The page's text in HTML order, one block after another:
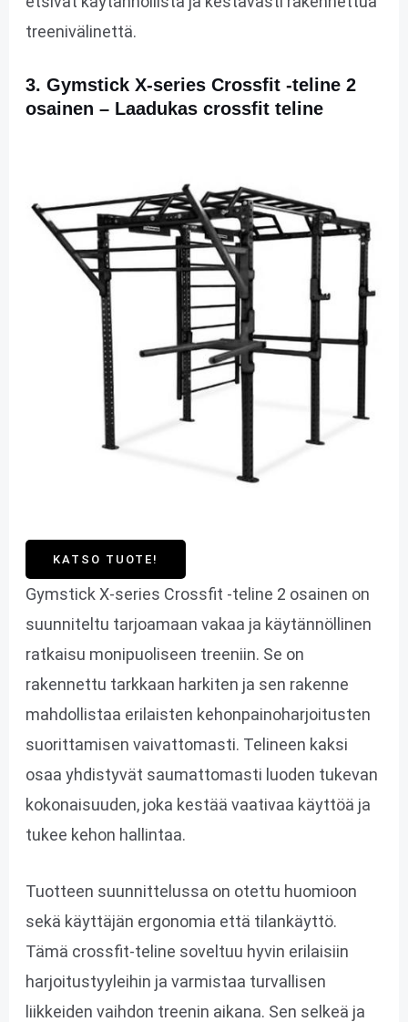
treenivälinettä.
3. Gymstick X-series Crossfit -teline 2
osainen – Laadukas crossfit teline
KATSO TUOTE!
Gymstick X-series Crossfit -teline 2 osainen on
suunniteltu tarjoamaan vakaa ja käytännöllinen
ratkaisu monipuoliseen treeniin. Se on
rakennettu tarkkaan harkiten ja sen rakenne
mahdollistaa erilaisten kehonpainoharjoitusten
suorittamisen vaivattomasti. Telineen kaksi
osaa yhdistyvät saumattomasti luoden tukevan
kokonaisuuden, joka kestää vaativaa käyttöä ja
tukee kehon hallintaa.
Tuotteen suunnittelussa on otettu huomioon
sekä käyttäjän ergonomia että tilankäyttö.
Tämä crossfit-teline soveltuu hyvin erilaisiin
harjoitustyyleihin ja varmistaa turvallisen
liikkeiden vaihdon treenin aikana. Sen selkeä ja